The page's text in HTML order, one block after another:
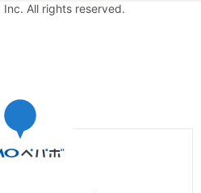
All rights reserved.